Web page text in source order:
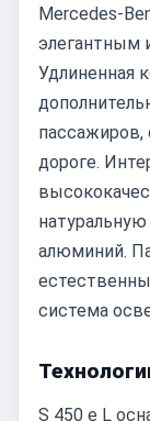
Mercedes-
элегантным
Удлиненная
дороге.
алюминий.
система
S 450 e L